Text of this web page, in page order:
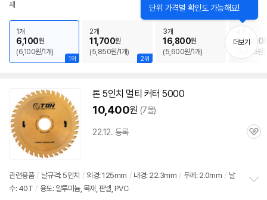
재
보
치
기
1위
1개
6,100원
(6,100원/1개)
2위
2개
11,700원
(5,850원/1개)
3개
16,800원
(5,600원/1개)
21,900
(5,475원/
단위 가격별 확인도 가능해요!
기
더보기
톤 5인치 멀티 커터 5000
10,400원 (7몰)
22.12. 등록
관
관련용품 / 날규격: 5인치 / 외경: 125mm / 내경: 22.3mm / 두께: 2.0mm / 날
수: 40T / 용도: 알루미늄, 목재, 판넬, PVC